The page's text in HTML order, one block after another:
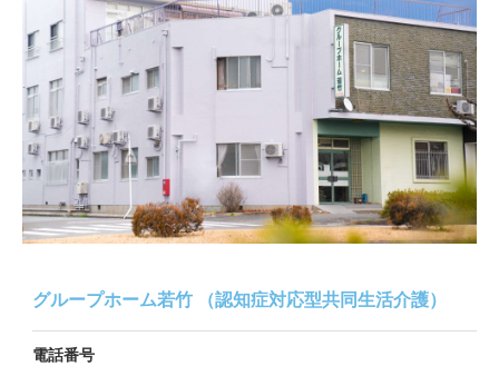
グループホーム若竹 （認知症対応型共同生活介護）
電話番号